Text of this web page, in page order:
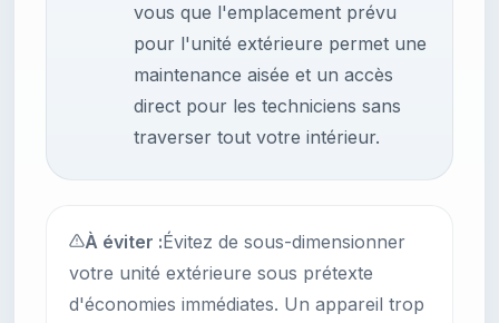
vous que l'emplacement prévu
pour l'unité extérieure permet une
maintenance aisée et un accès
direct pour les techniciens sans
traverser tout votre intérieur.
À éviter :Évitez de sous-dimensionner
votre unité extérieure sous prétexte
d'économies immédiates. Un appareil trop